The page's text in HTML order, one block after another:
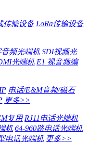
传输设备 LoRa传输设备
音频光端机 SDI视频光
光端机 E1 视音频编
电话/E&M音频/磁石
更多>>
复用 RJ11电话光端机
机 64-960路电话光端机
电话光端机 更多>>